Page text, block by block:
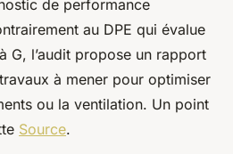
de performance
au DPE qui évalue
G, l’audit propose un rapport
à mener pour optimiser
ou la ventilation. Un point
Source.